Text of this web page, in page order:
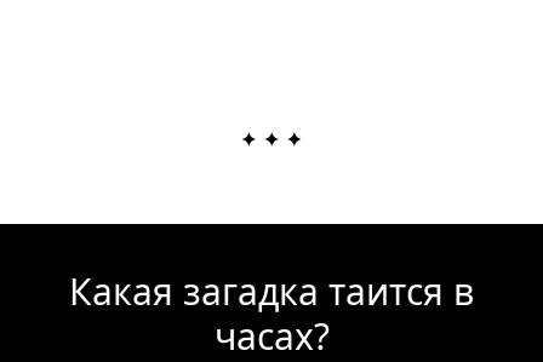
Какая загадка таится в
часах?